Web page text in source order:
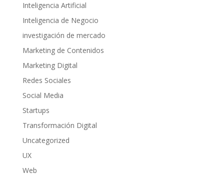
Inteligencia Artificial
Inteligencia de Negocio
investigación de mercado
Marketing de Contenidos
Marketing Digital
Redes Sociales
Social Media
Startups
Transformación Digital
Uncategorized
UX
Web